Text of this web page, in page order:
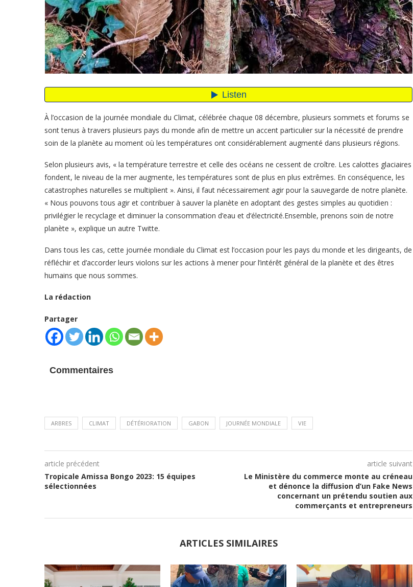
À l’occasion de la journée mondiale du Climat, célébrée chaque 08 décembre, plusieurs sommets et forums se
sont tenus à travers plusieurs pays du monde afin de mettre un accent particulier sur la nécessité de prendre
soin de la planète au moment où les températures ont considérablement augmenté dans plusieurs régions.
Selon plusieurs avis, « la température terrestre et celle des océans ne cessent de croître. Les calottes glaciaires
fondent, le niveau de la mer augmente, les températures sont de plus en plus extrêmes. En conséquence, les
catastrophes naturelles se multiplient ». Ainsi, il faut nécessairement agir pour la sauvegarde de notre planète.
« Nous pouvons tous agir et contribuer à sauver la planète en adoptant des gestes simples au quotidien :
privilégier le recyclage et diminuer la consommation d’eau et d’électricité.Ensemble, prenons soin de notre
planète », explique un autre Twitte.
Dans tous les cas, cette journée mondiale du Climat est l’occasion pour les pays du monde et les dirigeants, de
réfléchir et d’accorder leurs violons sur les actions à mener pour l’intérêt général de la planète et des êtres
humains que nous sommes.
La rédaction
Partager
Commentaires
ARBRES CLIMAT DÉTÉRIORATION GABON JOURNÉE MONDIALE VIE
article précédent
Tropicale Amissa Bongo 2023: 15 équipes
sélectionnées
article suivant
Le Ministère du commerce monte au créneau
et dénonce la diffusion d’un Fake News
concernant un prétendu soutien aux
commerçants et entrepreneurs
ARTICLES SIMILAIRES